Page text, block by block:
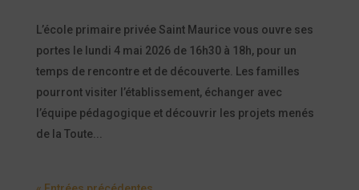
L’école primaire privée Saint Maurice vous ouvre ses
portes le lundi 4 mai 2026 de 16h30 à 18h, pour un
temps de rencontre et de découverte. Les familles
pourront visiter l’établissement, échanger avec
l’équipe pédagogique et découvrir les projets menés
de la Toute...